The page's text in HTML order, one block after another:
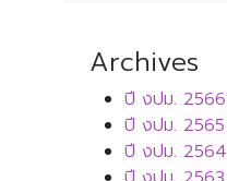
Archives
ปี งปม. 2566
ปี งปม. 2565
ปี งปม. 2564